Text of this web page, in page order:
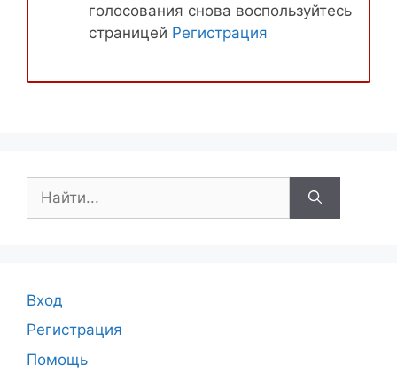
голосования снова воспользуйтесь
страницей Регистрация
Вход
Регистрация
Помощь